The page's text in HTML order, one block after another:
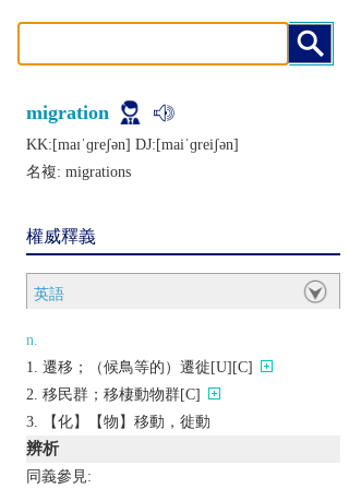
migration
KK:[maɪˈɡrеʃǝn] DJ:[maiˈɡrеiʃǝn]
名複: migrations
權威釋義
英語
n.
遷移；（候鳥等的）遷徙[U][C]
移民群；移棲動物群[C]
【化】【物】移動，徙動
辨析
同義參見: